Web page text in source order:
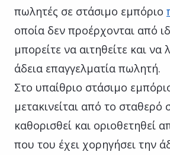
πωλητές σε στάσιμο εμπόριο
οποία δεν προέρχονται από
μπορείτε να αιτηθείτε και να
άδεια επαγγελματία πωλητή.
Στο υπαίθριο στάσιμο
μετακινείται από το σταθερό
καθορισθεί και οριοθετηθεί
που του έχει χορηγήσει την